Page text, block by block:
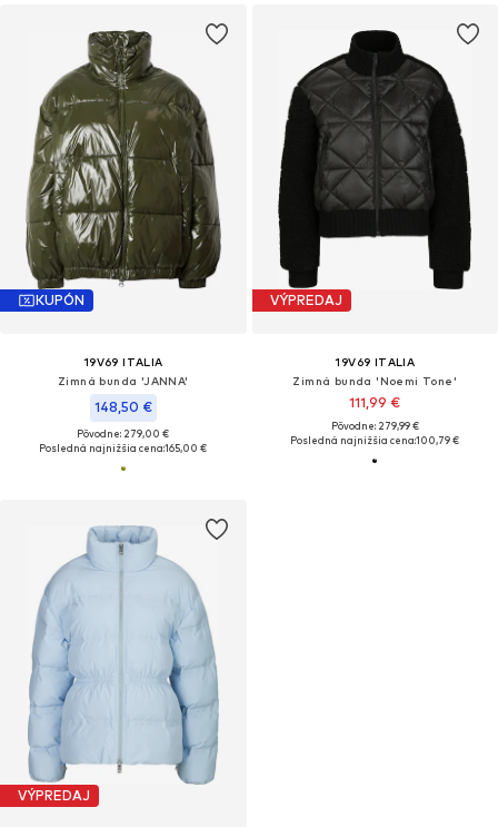
KUPÓN
19V69 ITALIA
Zimná bunda 'JANNA'
148,50 €
Pôvodne: 279,00 €
Posledná najnižšia cena:165,00 €
VÝPREDAJ
19V69 ITALIA
Zimná bunda 'Noemi Tone'
111,99 €
Pôvodne: 279,99 €
Posledná najnižšia cena:100,79 €
VÝPREDAJ